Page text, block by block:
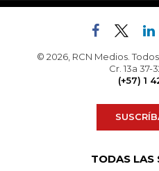
© 2026, RCN Medios.
Cr. 13a 37-
(+57) 1
TODAS LAS